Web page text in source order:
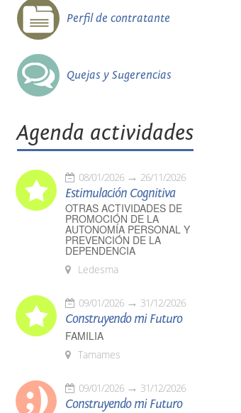
Perfil de contratante
Quejas y Sugerencias
Agenda actividades
08/01/2026 26/11/2026
Estimulación Cognitiva
OTRAS ACTIVIDADES DE
PROMOCIÓN DE LA
AUTONOMÍA PERSONAL Y
PREVENCIÓN DE LA
DEPENDENCIA
Ledesma
09/01/2026 31/12/2026
Construyendo mi Futuro
FAMILIA
Tamames
09/01/2026 31/12/2026
Construyendo mi Futuro